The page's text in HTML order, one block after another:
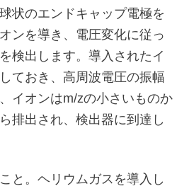
状のエンドキャップ電極を
ンを導き、電圧変化に従っ
検出します。導入されたイ
ておき、高周波電圧の振幅
イオンはm/zの小さいものか
排出され、検出器に到達し
と。ヘリウムガスを導入し